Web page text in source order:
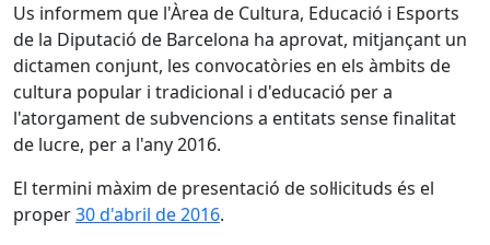
Us informem que l'Àrea de Cultura, Educació i Esports
de la Diputació de Barcelona ha aprovat, mitjançant un
dictamen conjunt, les convocatòries en els àmbits de
cultura popular i tradicional i d'educació per a
l'atorgament de subvencions a entitats sense finalitat
de lucre, per a l'any 2016.
El termini màxim de presentació de sol·licituds és el
proper30 d'abril de 2016.